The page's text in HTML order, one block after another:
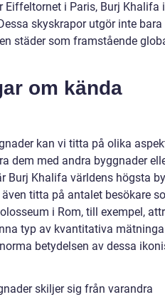
i Paris, Burj Khalifa
skyskrapor utgör inte bara
städer som framstående
om kända
kan vi titta på olika
dem med andra byggnader
Burj Khalifa världens högsta
titta på antalet besökare
i Rom, till exempel,
typ av kvantitativa
betydelsen av dessa
skiljer sig från varandra